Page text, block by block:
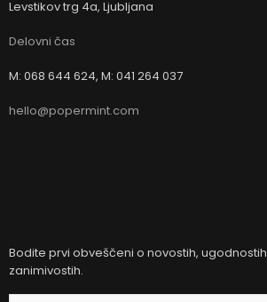
Levstikov trg 4a, Ljubljana
Delovni čas
M: 068 644 624, M: 041 264 037
hello@popermint.com
Bodite prvi obveščeni o novostih,
zanimivostih.